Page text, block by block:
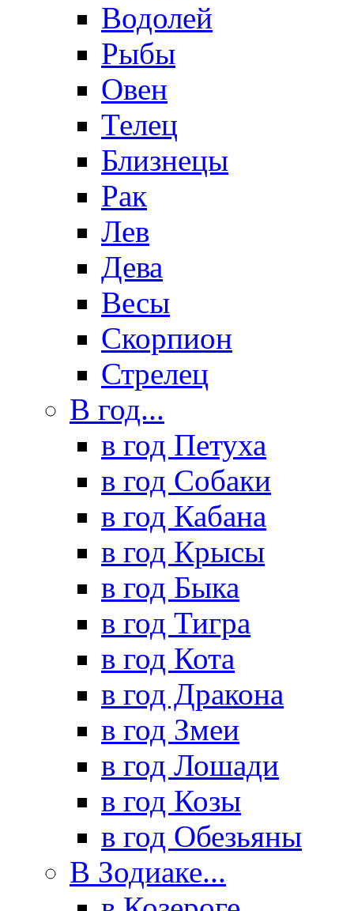
Водолей
Рыбы
Овен
Телец
Близнецы
Рак
Лев
Дева
Весы
Скорпион
Стрелец
В год...
в год Петуха
в год Собаки
в год Кабана
в год Крысы
в год Быка
в год Тигра
в год Кота
в год Дракона
в год Змеи
в год Лошади
в год Козы
в год Обезьяны
В Зодиаке...